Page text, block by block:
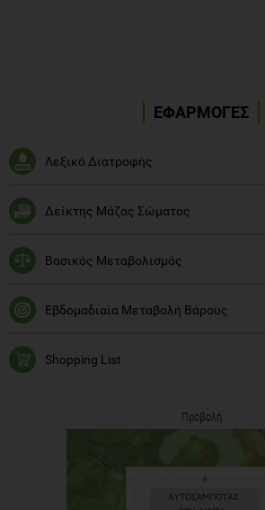
ΕΦΑΡΜΟΓΕΣ
Λεξικό Διατροφής
Δείκτης Μάζας Σώματος
Βασικός Μεταβολισμός
Εβδομαδιαία Μεταβολή Βάρους
Shopping List
Προβολή